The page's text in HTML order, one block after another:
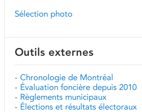
Sélection photo
Outils externes
- Chronologie de Montréal
- Évaluation foncière depuis 2010
- Règlements municipaux
- Élections et résultats électoraux